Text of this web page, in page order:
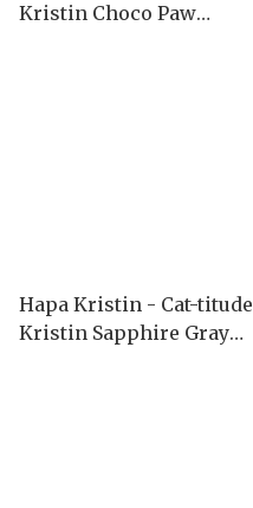
Kristin Choco Paw
Hapa Kristin - Cat-titude
Kristin Sapphire Gray